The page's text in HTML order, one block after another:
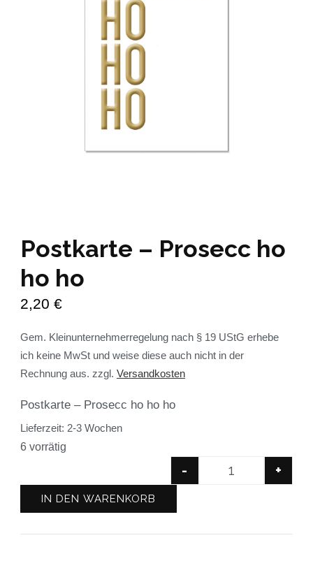
Postkarte – Prosecc ho
ho ho
2,20 €
Gem. Kleinunternehmerregelung nach § 19 UStG erhebe
ich keine MwSt und weise diese auch nicht in der
Rechnung aus. zzgl. Versandkosten
Postkarte – Prosecc ho ho ho
Lieferzeit: 2-3 Wochen
6 vorrätig
- +
IN DEN WARENKORB